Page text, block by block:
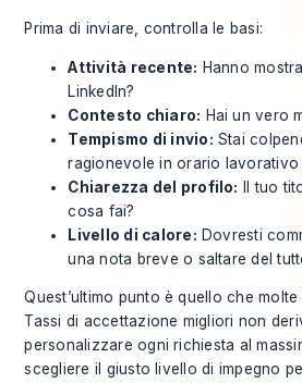
Prima di inviare, controlla le basi:
Attività recente: Hanno
LinkedIn?
Contesto chiaro: Hai un vero
Tempismo di invio: Stai
ragionevole in orario
Chiarezza del profilo:
Il tuo
cosa fai?
Livello di calore: Dovresti
una nota breve o saltare del
Quest’ultimo punto è quello che
Tassi di accettazione migliori non
personalizzare ogni richiesta al
scegliere il giusto livello di impegno